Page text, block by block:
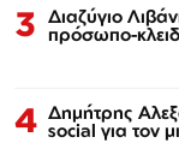
3 Διαζύγιο
πρόσωπο-
4 Δημήτρης
social για τον